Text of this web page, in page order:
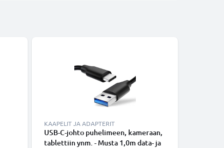
KAAPELIT JA ADAPTERIT
USB-C-johto puhelimeen, kameraan,
tablettiin ynm. - Musta 1,0m data- ja